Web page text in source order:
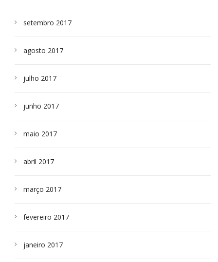
setembro 2017
agosto 2017
julho 2017
junho 2017
maio 2017
abril 2017
março 2017
fevereiro 2017
janeiro 2017